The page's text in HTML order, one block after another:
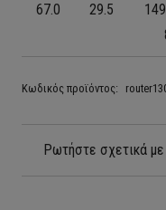
67.0 29.5
Κωδικός προϊόντος:
Ρωτήστε σχετικά